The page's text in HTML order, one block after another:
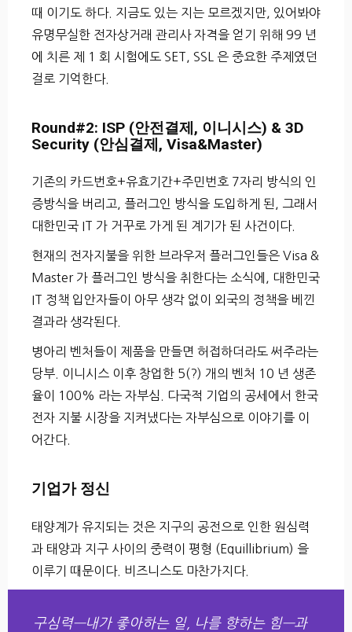
때 이기도 하다. 지금도 있는 지는 모르겠지만, 있어봐야
유명무실한 전자상거래 관리사 자격을 얻기 위해 99 년
에 치른 제 1 회 시험에도 SET, SSL 은 중요한 주제였던
걸로 기억한다.
Round#2: ISP (안전결제, 이니시스) & 3D
Security (안심결제, Visa&Master)
기존의 카드번호+유효기간+주민번호 7자리 방식의 인
증방식을 버리고, 플러그인 방식을 도입하게 된, 그래서
대한민국 IT 가 거꾸로 가게 된 계기가 된 사건이다.
현재의 전자지불을 위한 브라우저 플러그인들은 Visa &
Master 가 플러그인 방식을 취한다는 소식에, 대한민국
IT 정책 입안자들이 아무 생각 없이 외국의 정책을 베낀
결과라 생각된다.
병아리 벤처들이 제품을 만들면 허접하더라도 써주라는
당부. 이니시스 이후 창업한 5(?) 개의 벤처 10 년 생존
율이 100% 라는 자부심. 다국적 기업의 공세에서 한국
전자 지불 시장을 지켜냈다는 자부심으로 이야기를 이
어간다.
기업가 정신
태양계가 유지되는 것은 지구의 공전으로 인한 원심력
과 태양과 지구 사이의 중력이 평형 (Equillibrium) 을
이루기 때문이다. 비즈니스도 마찬가지다.
구심력—내가 좋아하는 일, 나를 향하는 힘—과